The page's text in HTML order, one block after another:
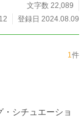
文字数 22,089
登録日 2024.08.09
1件
シチュエーショ